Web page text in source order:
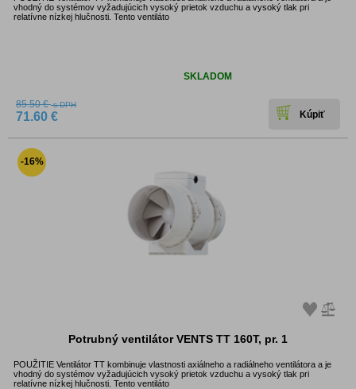
vhodný do systémov vyžadujúcich vysoký prietok vzduchu a vysoký tlak pri
relatívne nízkej hlučnosti. Tento ventiláto
SKLADOM
85.50 €s DPH
71.60 €
-16%
Potrubný ventilátor VENTS TT 160T, pr. 1
POUŽITIE Ventilátor TT kombinuje vlastnosti axiálneho a radiálneho ventilátora a je
vhodný do systémov vyžadujúcich vysoký prietok vzduchu a vysoký tlak pri
relatívne nízkej hlučnosti. Tento ventiláto